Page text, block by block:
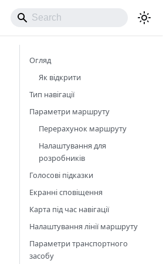
Огляд
Як відкрити
Тип навігації
Параметри маршруту
Перерахунок маршруту
Налаштування для
розробників
Голосові підказки
Екранні сповіщення
Карта під час навігації
Налаштування лінії маршруту
Параметри транспортного
засобу